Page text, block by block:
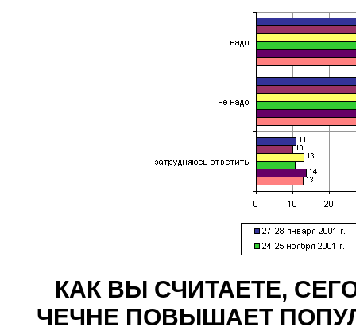
КАК ВЫ СЧИТАЕТЕ,
ЧЕЧНЕ ПОВЫШАЕТ